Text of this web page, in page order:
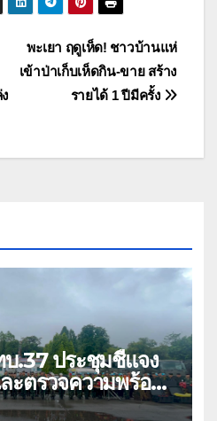
พะเยา ฤดูเห็ด! ชาวบ้านแห่
เข้าป่าเก็บเห็ดกิน-ขาย สร้าง
รายได้ 1 ปีมีครั้ง
.37 ประชุมชี้แจง
ะตรวจความพร้อม
าธารณภัย